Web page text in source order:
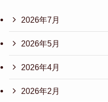
2026年7月
2026年5月
2026年4月
2026年2月